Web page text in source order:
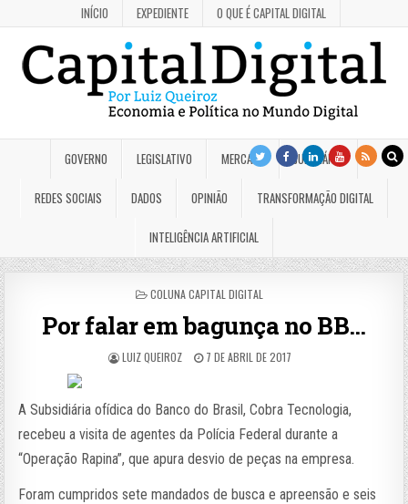
INÍCIO EXPEDIENTE O QUE É CAPITAL DIGITAL
GOVERNO LEGISLATIVO MERCADO JUDICIÁRIO
REDES SOCIAIS DADOS OPINIÃO TRANSFORMAÇÃO DIGITAL
INTELIGÊNCIA ARTIFICIAL
POSTED
COLUNA CAPITAL DIGITAL
Por falar em bagunça no BB…
LUIZ QUEIROZ 7 DE ABRIL DE 2017
A Subsidiária ofídica do Banco do Brasil, Cobra Tecnologia,
recebeu a visita de agentes da Polícia Federal durante a
“Operação Rapina”, que apura desvio de peças na empresa.
Foram cumpridos sete mandados de busca e apreensão e seis